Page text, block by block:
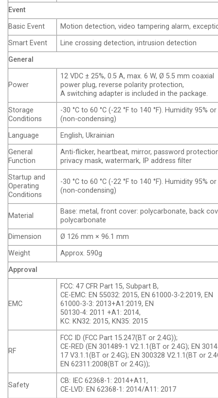
Event
Basic Event
Motion detection, video tampering alarm,
Smart Event
Line crossing detection, intrusion detection
General
Power
12 VDC ± 25%, 0.5 A, max. 6 W, Ø 5.5 mm coaxial
power plug, reverse polarity protection,
A switching adapter is included in the package.
Storage
Conditions
-30 °C to 60 °C (-22 °F to 140 °F). Humidity 95%
(non-condensing)
Language
English, Ukrainian
General
Function
Anti-flicker, heartbeat, mirror, password
privacy mask, watermark, IP address filter
Startup and
Operating
Conditions
-30 °C to 60 °C (-22 °F to 140 °F). Humidity 95%
(non-condensing)
Material
Base: metal, front cover: polycarbonate, back
polycarbonate
Dimension
Ø 126 mm × 96.1 mm
Weight
Approx. 590g
Approval
EMC
FCC: 47 CFR Part 15, Subpart B,
CE-EMC: EN 55032: 2015, EN 61000-3-2:2019, EN
61000-3-3: 2013+A1:2019, EN
50130-4: 2011 +A1: 2014,
KC: KN32: 2015, KN35: 2015
RF
FCC ID (FCC Part 15.247(BT or 2.4G));
CE-RED (EN 301489-1 V2.1.1(BT or 2.4G); EN
17 V3.1.1(BT or 2.4G); EN 300328 V2.1.1(BT or
EN 62311:2008(BT or 2.4G));
Safety
CB: IEC 62368-1: 2014+A11,
CE-LVD: EN 62368-1: 2014/A11: 2017